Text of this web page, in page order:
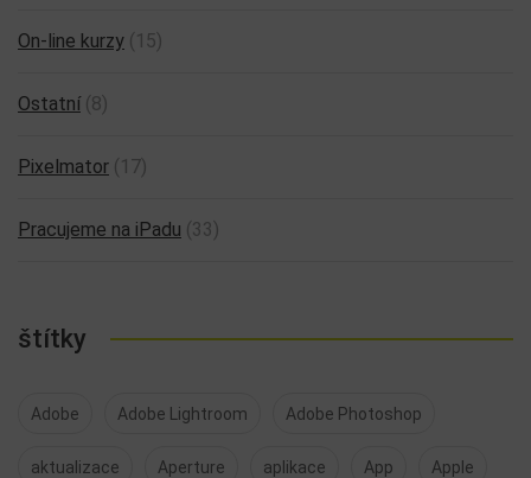
On-line kurzy (15)
Ostatní (8)
Pixelmator (17)
Pracujeme na iPadu (33)
štítky
Adobe Adobe Lightroom Adobe Photoshop
aktualizace Aperture aplikace App Apple